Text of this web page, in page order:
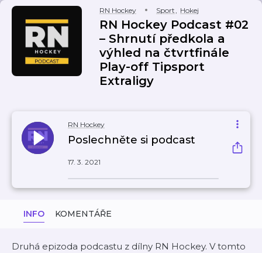
RN Hockey Sport, Hokej
RN Hockey Podcast #02
– Shrnutí předkola a
výhled na čtvrtfinále
Play-off Tipsport
Extraligy
RN Hockey
Poslechněte si podcast
17. 3. 2021
INFO KOMENTÁŘE
Druhá epizoda podcastu z dílny RN Hockey. V tomto